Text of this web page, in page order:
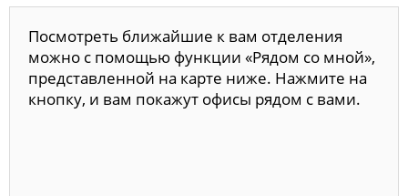
Посмотреть ближайшие к вам отделения
можно с помощью функции «Рядом со мной»,
представленной на карте ниже. Нажмите на
кнопку, и вам покажут офисы рядом с вами.